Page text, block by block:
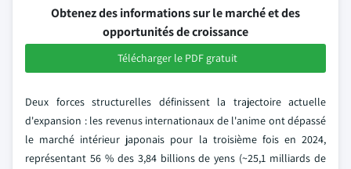
Obtenez des informations sur le marché et des
opportunités de croissance
Télécharger le PDF gratuit
Deux forces structurelles définissent la trajectoire actuelle
d'expansion : les revenus internationaux de l'anime ont dépassé
le marché intérieur japonais pour la troisième fois en 2024,
représentant 56 % des 3,84 billions de yens (~25,1 milliards de